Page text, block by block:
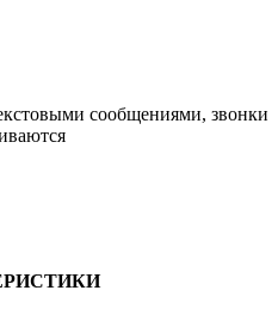
сообщениями, звонки